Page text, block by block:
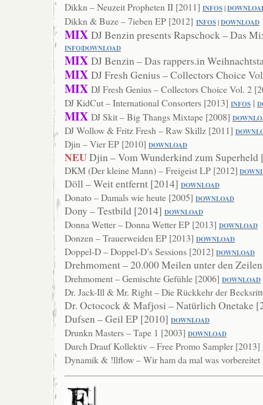
Dikkn – Neuzeit Propheten II [2011] INFOS|
Dikkn & Buze – 7ieben EP [2012] INFOS|DOWNLOAD
MIX DJ Benzin presents Rapschock – Das
INFO|DOWNLOAD
MIX DJ Benzin – Das rappers.in
MIX DJ Fresh Genius – Collectors Choice
MIX DJ Fresh Genius – Collectors Choice Vol. 2
DJ KidCut – International Consorters [2013] INFOS |
MIX DJ Skit – Big Thangs Mixtape [2008]
DJ Wollow & Fritz Fresh – Raw Skillz [2011]
Djin – Vier EP [2010] DOWNLOAD
NEUDjin – Vom Wunderkind zum
DKM (Der kleine Mann) – Freigeist LP [2012]
Döll – Weit entfernt [2014] DOWNLOAD
Donato – Damals wie heute [2005] DOWNLOAD
Dony – Testbild [2014] DOWNLOAD
Donna Wetter – Donna Wetter EP [2013] DOWNLOAD
Donzen – Trauerweiden EP [2013] DOWNLOAD
Doppel-D – Doppel-D’s Sessions [2012] DOWNLOAD
Drehmoment – 20.000 Meilen unter den
Drehmoment – Gemischte Gefühle [2006] DOWNLOAD
Dr. Jack-Ill & Mr. Right – Die Rückkehr der
Dr. Octocock & Mafjosi – Natürlich Onetake
Dufsen – Geil EP [2010] DOWNLOAD
Drunkn Masters – Tape 1 [2003] DOWNLOAD
Durch Drauf Kollektiv – Free Promo Sampler [2013]
Dynamik & !llflow – Wir ham da mal was